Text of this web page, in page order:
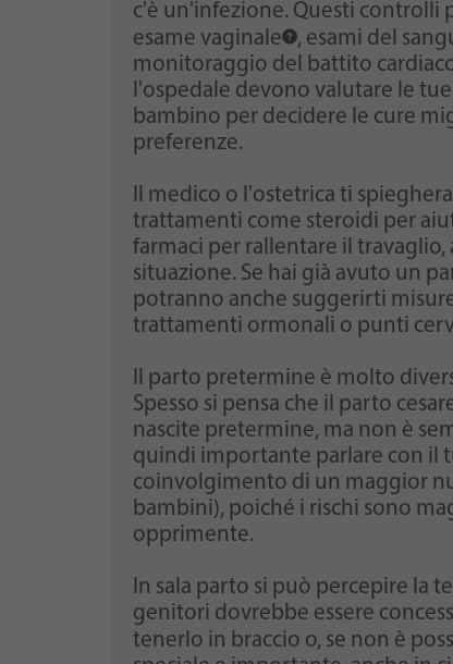
c'è un'infezione. Questi controlli
esame vaginale
, esami del
monitoraggio del battito
l'ospedale devono valutare le
bambino per decidere le cure
preferenze.
Il medico o l'ostetrica ti
trattamenti come steroidi per
farmaci per rallentare il travaglio,
situazione. Se hai già avuto un
potranno anche suggerirti
trattamenti ormonali o punti
Il parto pretermine è molto
Spesso si pensa che il parto
nascite pretermine, ma non è
quindi importante parlare con il
coinvolgimento di un maggior
bambini), poiché i rischi sono
opprimente.
In sala parto si può percepire la
genitori dovrebbe essere
tenerlo in braccio o, se non è